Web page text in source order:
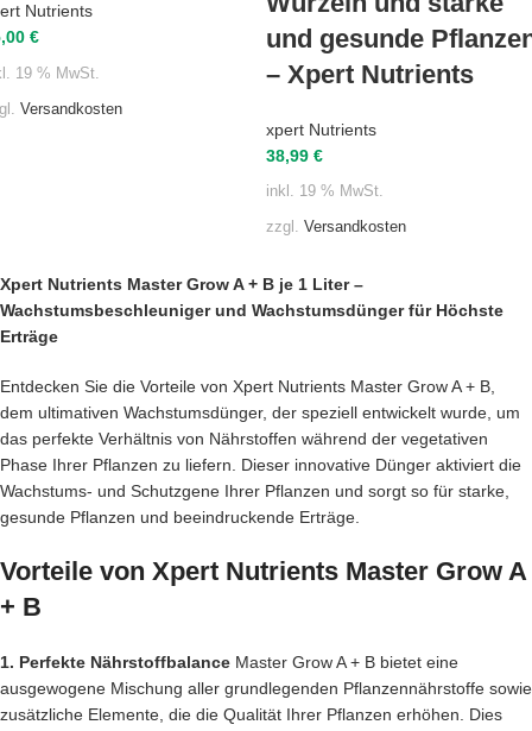
Nutrients
€
19 % MwSt.
Versandkosten
und gesunde
– Xpert Nutrients
xpert Nutrients
38,99 €
inkl. 19 % MwSt.
zzgl. Versandkosten
Xpert Nutrients Master Grow A + B je 1 Liter –
Wachstumsbeschleuniger und Wachstumsdünger für Höchste
Erträge
Entdecken Sie die Vorteile von Xpert Nutrients Master Grow A + B,
dem ultimativen Wachstumsdünger, der speziell entwickelt wurde, um
das perfekte Verhältnis von Nährstoffen während der vegetativen
Phase Ihrer Pflanzen zu liefern. Dieser innovative Dünger aktiviert die
Wachstums- und Schutzgene Ihrer Pflanzen und sorgt so für starke,
gesunde Pflanzen und beeindruckende Erträge.
Vorteile von Xpert Nutrients Master Grow A
+ B
1. Perfekte Nährstoffbalance Master Grow A + B bietet eine
ausgewogene Mischung aller grundlegenden Pflanzennährstoffe sowie
zusätzliche Elemente, die die Qualität Ihrer Pflanzen erhöhen. Dies